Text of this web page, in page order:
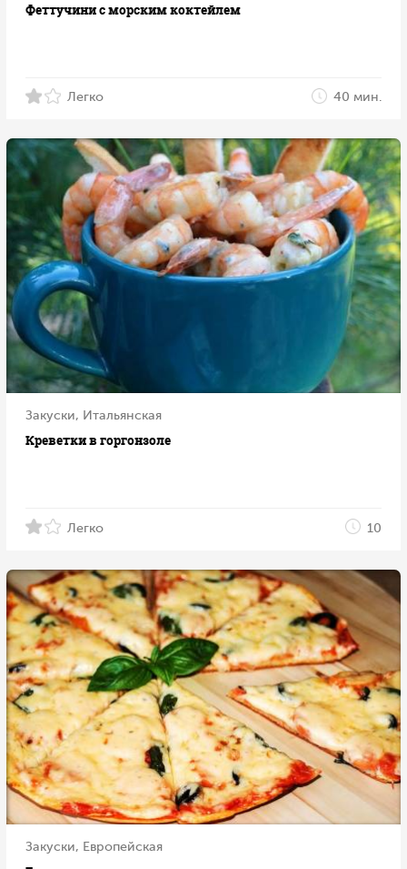
Феттучини с морским коктейлем
Легко 40 мин.
Закуски, Итальянская
Креветки в горгонзоле
Легко 10
Закуски, Европейская